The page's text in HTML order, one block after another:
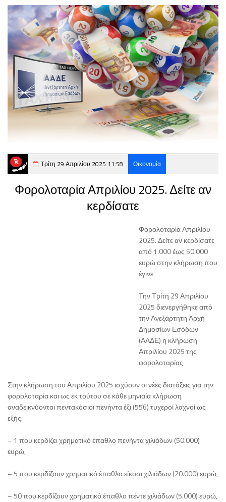
Τρίτη 29 Απριλίου 2025 11:58 Οικονομία
Φορολοταρία Απριλίου 2025. Δείτε αν
κερδίσατε
Φορολοταρία Απριλίου
2025. Δείτε αν κερδίσατε
από 1.000 έως 50.000
ευρώ στην κλήρωση που
έγινε
Την Τρίτη 29 Απριλίου
2025 διενεργήθηκε από
την Ανεξάρτητη Αρχή
Δημοσίων Εσόδων
(ΑΑΔΕ) η κλήρωση
Απριλίου 2025 της
φορολοταρίας
Στην κλήρωση του Απριλίου 2025 ισχύουν οι νέες διατάξεις για την
φορολοταρία και ως εκ τούτου σε κάθε μηνιαία κλήρωση
αναδεικνύονται πεντακόσιοι πενήντα έξι (556) τυχεροί λαχνοί ως
εξής:
– 1 που κερδίζει χρηματικό έπαθλο πενήντα χιλιάδων (50.000)
ευρώ,
– 5 που κερδίζουν χρηματικό έπαθλο είκοσι χιλιάδων (20.000) ευρώ,
– 50 που κερδίζουν χρηματικό έπαθλο πέντε χιλιάδων (5.000) ευρώ,